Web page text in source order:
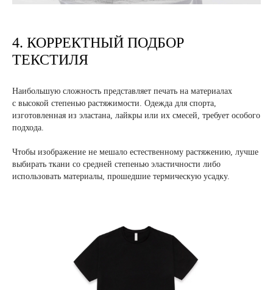
4. КОРРЕКТНЫЙ ПОДБОР
ТЕКСТИЛЯ
Наибольшую сложность представляет печать на материалах
с высокой степенью растяжимости. Одежда для спорта,
изготовленная из эластана, лайкры или их смесей, требует особого
подхода.
Чтобы изображение не мешало естественному растяжению, лучше
выбирать ткани со средней степенью эластичности либо
использовать материалы, прошедшие термическую усадку.
БЕСПЛАТНЫЙ ГАЙД
ВВЕДИ ДАННЫЕ И ГАЙД ПРИДЕТ
НА ПОЧТУ